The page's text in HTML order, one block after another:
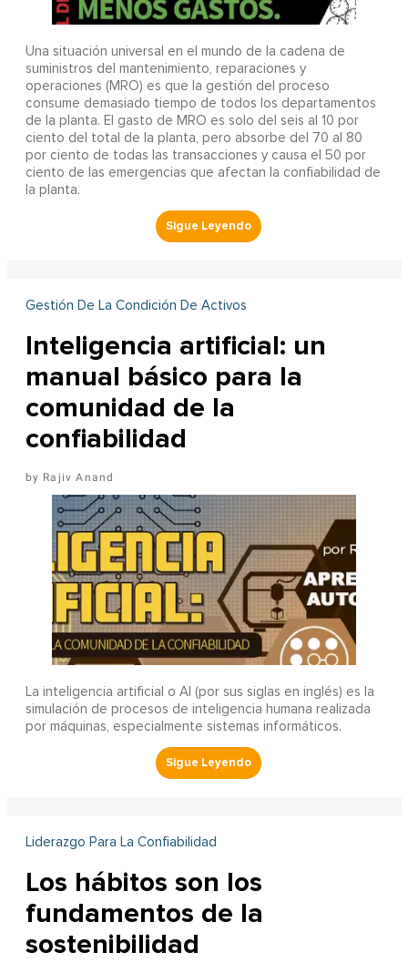
Una situación universal en el mundo de la cadena de
suministros del mantenimiento, reparaciones y
operaciones (MRO) es que la gestión del proceso
consume demasiado tiempo de todos los departamentos
de la planta. El gasto de MRO es solo del seis al 10 por
ciento del total de la planta, pero absorbe del 70 al 80
por ciento de todas las transacciones y causa el 50 por
ciento de las emergencias que afectan la confiabilidad de
la planta.
Gestión De La Condición De Activos
Inteligencia artificial: un
manual básico para la
comunidad de la
confiabilidad
Rajiv Anand
La inteligencia artificial o AI (por sus siglas en inglés) es la
simulación de procesos de inteligencia humana realizada
por máquinas, especialmente sistemas informáticos.
Liderazgo Para La Confiabilidad
Los hábitos son los
fundamentos de la
sostenibilidad